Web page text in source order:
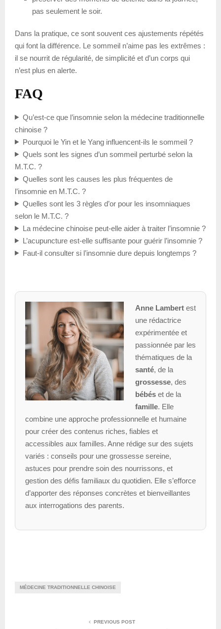
pas seulement le soir.
Dans la pratique, ce sont souvent ces ajustements répétés
qui font la différence. Le sommeil n’aime pas les extrêmes :
il se nourrit de régularité, de simplicité et d’un corps qui
n’est plus en alerte.
FAQ
Qu’est-ce que l’insomnie selon la médecine traditionnelle
chinoise ?
Pourquoi le Yin et le Yang influencent-ils le sommeil ?
Quels sont les signes d’un sommeil perturbé selon la
M.T.C. ?
Quelles sont les causes les plus fréquentes de
l’insomnie en M.T.C. ?
Quelles sont les 3 règles d’or pour les insomniaques
selon le M.T.C. ?
La médecine chinoise peut-elle aider à traiter l’insomnie ?
L’acupuncture est-elle suffisante pour guérir l’insomnie ?
Faut-il consulter si l’insomnie dure depuis longtemps ?
Anne Lambertest
une rédactrice
expérimentée et
passionnée par les
thématiques de la
santé, de la
grossesse, des
bébéset de la
famille. Elle
combine une approche professionnelle et humaine
pour créer des contenus riches, fiables et
accessibles aux familles. Anne rédige sur des sujets
variés : conseils pour une grossesse sereine,
astuces pour prendre soin des nourrissons, et
gestion des défis familiaux du quotidien. Elle s’efforce
d’apporter des réponses concrètes et bienveillantes
aux interrogations des parents.
MÉDECINE TRADITIONNELLE CHINOISE
PREVIOUS POST